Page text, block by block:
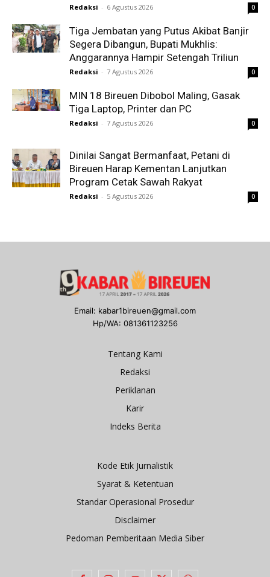
Redaksi - 6 Agustus 2026 0
Tiga Jembatan yang Putus Akibat Banjir
Segera Dibangun, Bupati Mukhlis:
Anggarannya Hampir Setengah Triliun
Redaksi - 7 Agustus 2026 0
MIN 18 Bireuen Dibobol Maling, Gasak
Tiga Laptop, Printer dan PC
Redaksi - 7 Agustus 2026 0
Dinilai Sangat Bermanfaat, Petani di
Bireuen Harap Kementan Lanjutkan
Program Cetak Sawah Rakyat
Redaksi - 5 Agustus 2026 0
Email: kabar1bireuen@gmail.com
Hp/WA: 081361123256
Tentang Kami
Redaksi
Periklanan
Karir
Indeks Berita
Kode Etik Jurnalistik
Syarat & Ketentuan
Standar Operasional Prosedur
Disclaimer
Pedoman Pemberitaan Media Siber